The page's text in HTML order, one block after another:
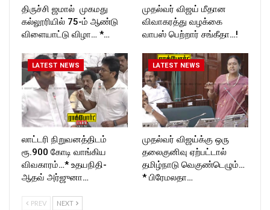
திருச்சி ஜமால் முகமது
கல்லூரியில் 75-ம் ஆண்டு
விளையாட்டு விழா… *…
முதல்வர் விஜய் மீதான
விவாகரத்து வழக்கை
வாபஸ் பெற்றார் சங்கீதா…!
LATEST NEWS
லாட்டரி நிறுவனத்திடம்
ரூ.900 கோடி வாங்கிய
விவகாரம்…* உதயநிதி-
ஆதவ் அர்ஜுனா…
LATEST NEWS
முதல்வர் விஜய்க்கு ஒரு
தலைகுனிவு ஏற்பட்டால்
தமிழ்நாடு வெகுண்டெழும்…
* பிரேமலதா…
PREV NEXT